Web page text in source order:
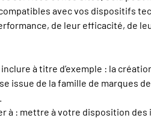
avec vos dispositifs
de leur efficacité, de
à titre d’exemple : la
issue de la famille de marques
à : mettre à votre disposition